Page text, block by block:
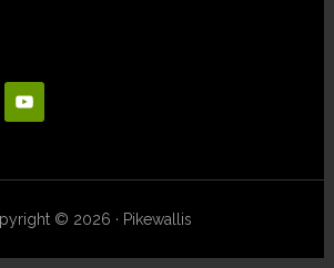
© 2026 · Pikewallis